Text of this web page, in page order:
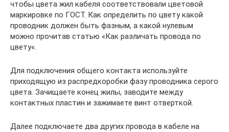
чтобы цвета жил кабеля соответствовали цветовой
маркировке по ГОСТ. Как определить по цвету какой
проводник должен быть фазным, а какой нулевым
можно прочитав статью «Как различать провода по
цвету«.
Для подключения общего контакта используйте
приходящую из распредкоробки фазу проводника серого
цвета. Зачищаете конец жилы, заводите между
контактных пластин и зажимаете винт отверткой.
Далее подключаете два других провода в кабеле на